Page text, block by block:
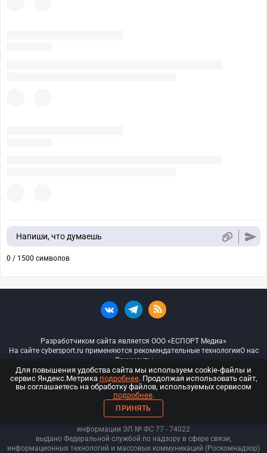
Напиши, что думаешь
0 / 1500 символов
Разработчиком сайта является ООО «ЕСПОРТ Медиа»
На сайте cybersport.ru применяются рекомендательные технологииО нас
Документы
© ООО «Киберспорт.ру» — Все права защищены
18+
ООО «Киберспорт.ру». Свидетельство о регистрации средств массовой
информации ЭЛ № ФС 77 - 74022
выдано Федеральной службой по надзору в сфере связи,
информационных технологий и массовых коммуникаций (Роскомнадзор)
Для повышения удобства сайта мы используем cookie-файлы и
сервис Яндекс.Метрика подробнее. Продолжая использовать сайт,
вы соглашаетесь на обработку файлов, используемых сервисом
подробнее.
ПРИНЯТЬ